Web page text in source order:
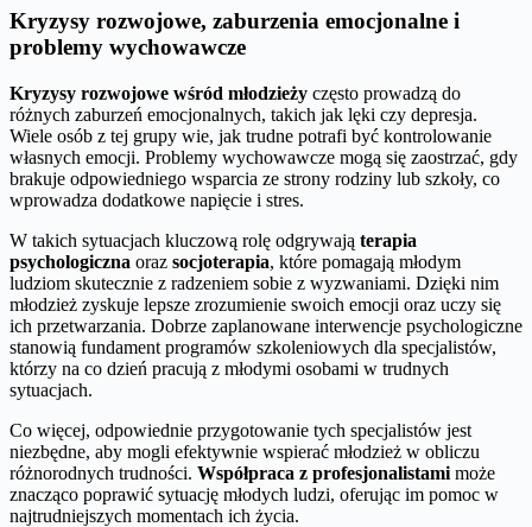
Kryzysy rozwojowe, zaburzenia emocjonalne i
problemy wychowawcze
Kryzysy rozwojowe wśród młodzieży często prowadzą do
różnych zaburzeń emocjonalnych, takich jak lęki czy depresja.
Wiele osób z tej grupy wie, jak trudne potrafi być kontrolowanie
własnych emocji. Problemy wychowawcze mogą się zaostrzać, gdy
brakuje odpowiedniego wsparcia ze strony rodziny lub szkoły, co
wprowadza dodatkowe napięcie i stres.
W takich sytuacjach kluczową rolę odgrywają terapia
psychologiczna oraz socjoterapia, które pomagają młodym
ludziom skutecznie z radzeniem sobie z wyzwaniami. Dzięki nim
młodzież zyskuje lepsze zrozumienie swoich emocji oraz uczy się
ich przetwarzania. Dobrze zaplanowane interwencje psychologiczne
stanowią fundament programów szkoleniowych dla specjalistów,
którzy na co dzień pracują z młodymi osobami w trudnych
sytuacjach.
Co więcej, odpowiednie przygotowanie tych specjalistów jest
niezbędne, aby mogli efektywnie wspierać młodzież w obliczu
różnorodnych trudności. Współpraca z profesjonalistami może
znacząco poprawić sytuację młodych ludzi, oferując im pomoc w
najtrudniejszych momentach ich życia.